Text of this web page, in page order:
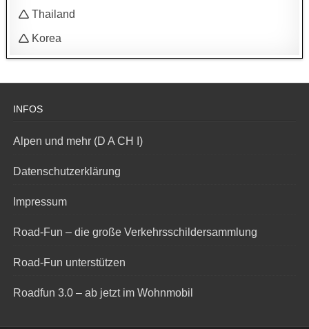
🛆 Thailand
🛆 Korea
INFOS
Alpen und mehr (D A CH I)
Datenschutzerklärung
Impressum
Road-Fun – die große Verkehrsschildersammlung
Road-Fun unterstützen
Roadfun 3.0 – ab jetzt im Wohnmobil